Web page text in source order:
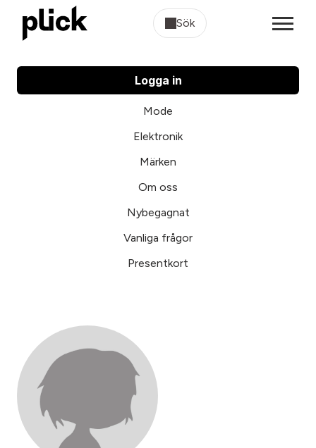
Sök
Logga in
Mode
Elektronik
Märken
Om oss
Nybegagnat
Vanliga frågor
Presentkort